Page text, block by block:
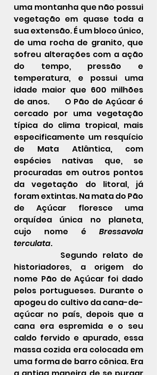
uma montanha que não possui
vegetação em quase toda a
sua extensão. É um bloco único,
de uma rocha de granito, que
sofreu alterações com a ação
do tempo, pressão e
temperatura, e possui uma
idade maior que 600 milhões
de anos.      O Pão de Açúcar é
cercado por uma vegetação
típica do clima tropical, mais
especificamente um resquício
de Mata Atlântica, com
espécies nativas que, se
procuradas em outros pontos
da vegetação do litoral, já
foram extintas. Na mata do Pão
de Açúcar floresce uma
orquídea única no planeta,
cujo nome é Bressavola
terculata.
historiadores, a origem do
nome Pão de Açúcar foi dado
pelos portugueses. Durante o
apogeu do cultivo da cana-de-
açúcar no país, depois que a
cana era espremida e o seu
caldo fervido e apurado, essa
massa cozida era colocada em
uma forma de barro cônica. Era